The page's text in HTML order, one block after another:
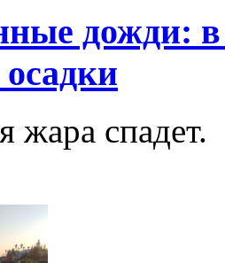
дожди:
жара спадет.